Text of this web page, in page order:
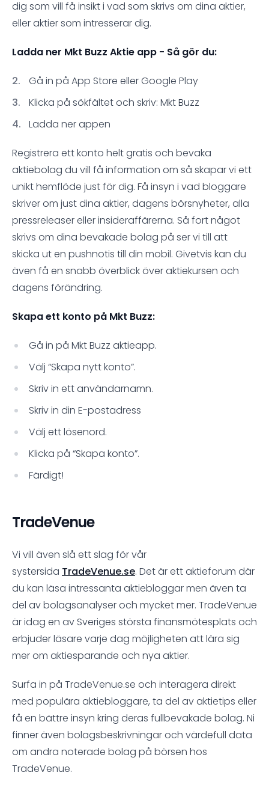
dig som vill få insikt i vad som skrivs om dina aktier,
eller aktier som intresserar dig.
Ladda ner Mkt Buzz Aktie app - Så gör du:
Gå in på App Store eller Google Play
Klicka på sökfältet och skriv: Mkt Buzz
Ladda ner appen
Registrera ett konto helt gratis och bevaka
aktiebolag du vill få information om så skapar vi ett
unikt hemflöde just för dig. Få insyn i vad bloggare
skriver om just dina aktier, dagens börsnyheter, alla
pressreleaser eller insideraffärerna. Så fort något
skrivs om dina bevakade bolag på ser vi till att
skicka ut en pushnotis till din mobil. Givetvis kan du
även få en snabb överblick över aktiekursen och
dagens förändring.
Skapa ett konto på Mkt Buzz:
Gå in på Mkt Buzz aktieapp.
Välj “Skapa nytt konto”.
Skriv in ett användarnamn.
Skriv in din E-postadress
Välj ett lösenord.
Klicka på “Skapa konto”.
Färdigt!
TradeVenue
Vi vill även slå ett slag för vår
systersida TradeVenue.se. Det är ett aktieforum där
du kan läsa intressanta aktiebloggar men även ta
del av bolagsanalyser och mycket mer. TradeVenue
är idag en av Sveriges största finansmötesplats och
erbjuder läsare varje dag möjligheten att lära sig
mer om aktiesparande och nya aktier.
Surfa in på TradeVenue.se och interagera direkt
med populära aktiebloggare, ta del av aktietips eller
få en bättre insyn kring deras fullbevakade bolag. Ni
finner även bolagsbeskrivningar och värdefull data
om andra noterade bolag på börsen hos
TradeVenue.